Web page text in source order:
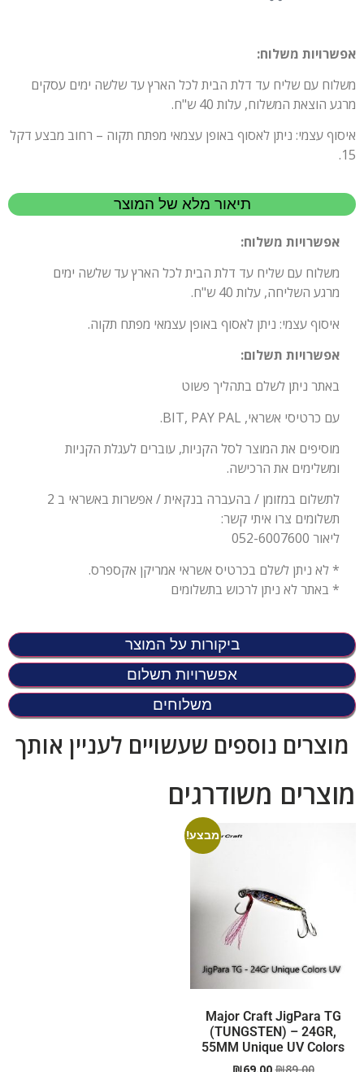
אפשרויות משלוח:
משלוח עם שליח עד דלת הבית לכל הארץ עד שלשה ימים עסקים
מרגע הוצאת המשלוח, עלות 40 ש"ח.
איסוף עצמי: ניתן לאסוף באופן עצמאי מפתח תקוה – רחוב מבצע דקל
15.
תיאור מלא של המוצר
ביקורות על המוצר
אפשרויות תשלום
משלוחים
אפשרויות משלוח:
משלוח עם שליח עד דלת הבית לכל הארץ עד שלשה ימים
מרגע השליחה, עלות 40 ש"ח.
איסוף עצמי: ניתן לאסוף באופן עצמאי מפתח תקוה.
אפשרויות תשלום:
באתר ניתן לשלם בתהליך פשוט
עם כרטיסי אשראי, BIT, PAY PAL.
מוסיפים את המוצר לסל הקניות, עוברים לעגלת הקניות
ומשלימים את הרכישה.
לתשלום במזומן / בהעברה בנקאית / אפשרות באשראי ב 2
תשלומים צרו איתי קשר:
ליאור 052-6007600
* לא ניתן לשלם בכרטיס אשראי אמריקן אקספרס.
* באתר לא ניתן לרכוש בתשלומים
מוצרים נוספים שעשויים לעניין אותך
מוצרים משודרגים
מבצע!
Major Craft JigPara TG
(TUNGSTEN) – 24GR,
55MM Unique UV Colors